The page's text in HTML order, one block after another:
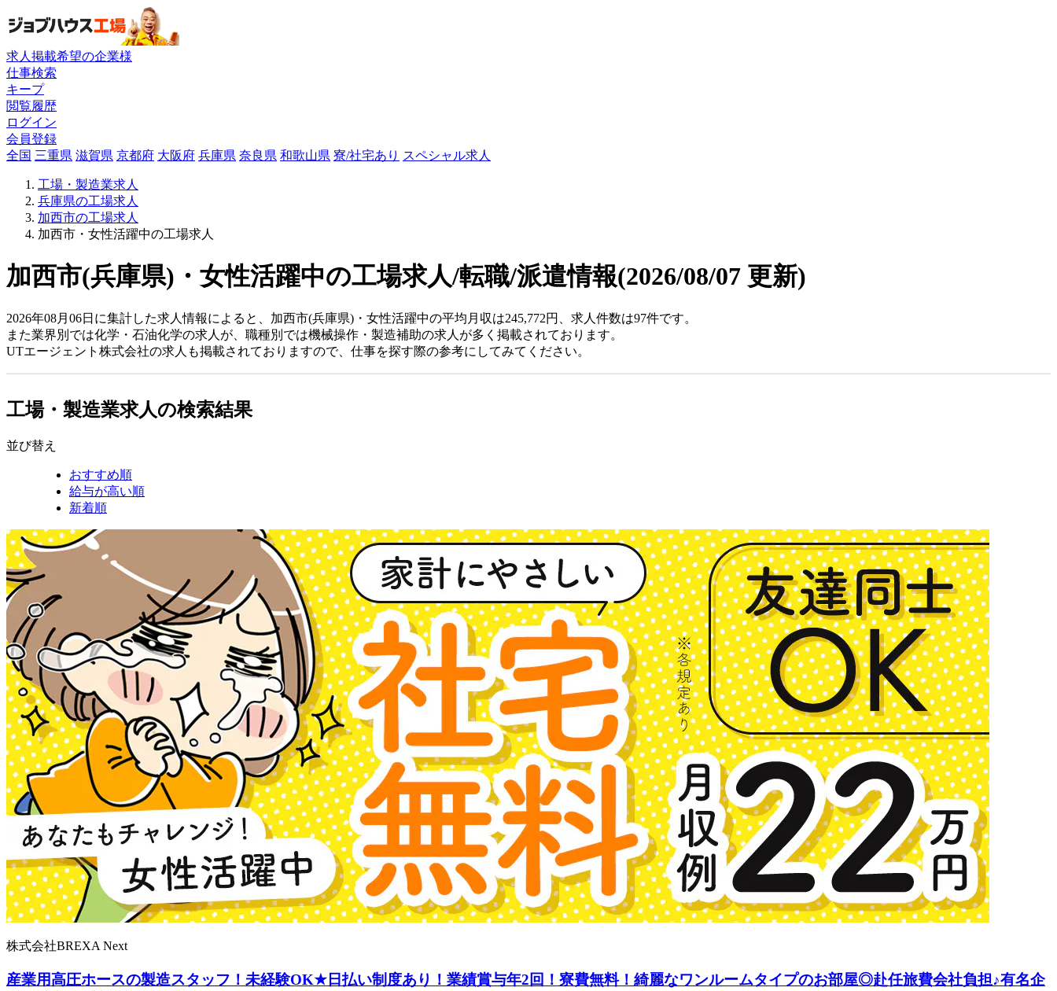
求人掲載希望の企業様
仕事検索
キープ
閲覧履歴
ログイン
会員登録
全国 三重県 滋賀県 京都府 大阪府 兵庫県 奈良県 和歌山県 寮/社宅あり スペシャル求人
工場・製造業求人
兵庫県の工場求人
加西市の工場求人
加西市・女性活躍中の工場求人
加西市(兵庫県)・女性活躍中の工場求人/転職/派遣情報(2026/08/07 更新)
2026年08月06日に集計した求人情報によると、加西市(兵庫県)・女性活躍中の平均月収は245,772円、求人件数は97件です。
また業界別では化学・石油化学の求人が、職種別では機械操作・製造補助の求人が多く掲載されております。
UTエージェント株式会社の求人も掲載されておりますので、仕事を探す際の参考にしてみてください。
工場・製造業求人の検索結果
並び替え
おすすめ順
給与が高い順
新着順
株式会社BREXA Next
産業用高圧ホースの製造スタッフ！未経験OK★日払い制度あり！業績賞与年2回！寮費無料！綺麗なワンルームタイプのお部屋◎赴任旅費会社負担♪有名企